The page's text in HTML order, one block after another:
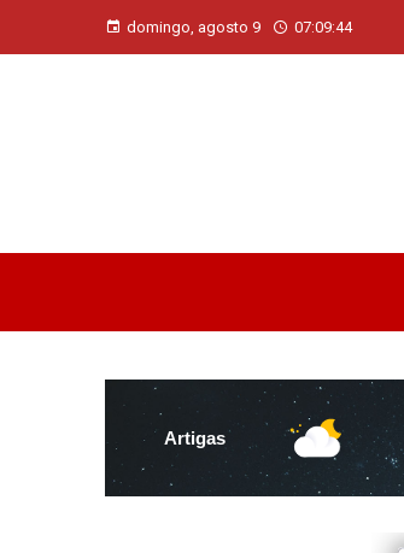
domingo, agosto 9 07:09:45
Artigas